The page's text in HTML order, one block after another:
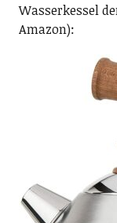
Wasserkessel
Amazon):